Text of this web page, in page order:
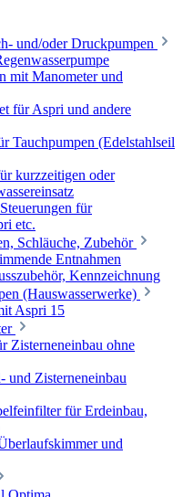
und/oder Druckpumpen
mit Manometer und
für Aspri und andere
Tauchpumpen (Edelstahlseil
kurzzeitigen oder
für
etc.
Schläuche, Zubehör
Entnahmen
Kennzeichnung
(Hauswasserwerke)
Aspri 15
Zisterneneinbau ohne
und Zisterneneinbau
für Erdeinbau,
und